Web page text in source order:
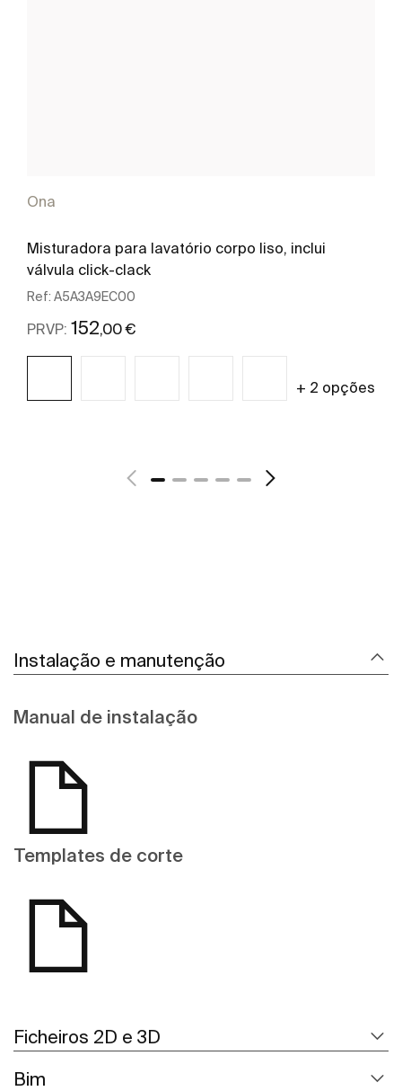
Ona
Misturadora para lavatório corpo liso, inclui
válvula click-clack
Ref: A5A3A9EC00
PRVP: 152,00 €
+ 2 opções
Instalação e manutenção
Manual de instalação
Templates de corte
Ficheiros 2D e 3D
Bim